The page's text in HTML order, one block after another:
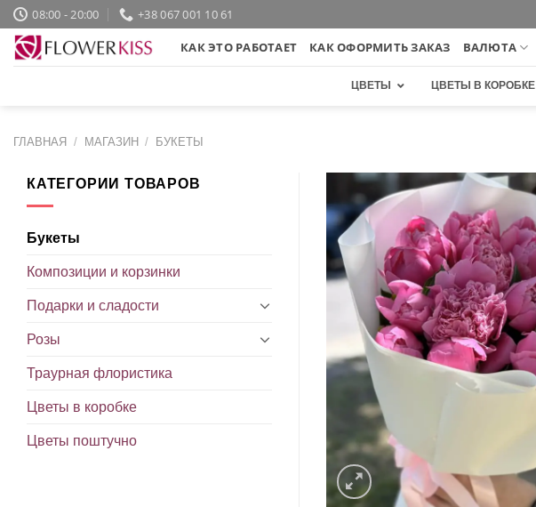
Skip
to
content
08:00 - 20:00 +38 067 001 10 61
КАК ЭТО РАБОТАЕТ КАК ОФОРМИТЬ ЗАКАЗ ВАЛЮТА
ЦВЕТЫ ЦВЕТЫ В КОРОБКЕ
ГЛАВНАЯ / МАГАЗИН / БУКЕТЫ
КАТЕГОРИИ ТОВАРОВ
Букеты
Композиции и корзинки
Подарки и сладости
Розы
Траурная флористика
Цветы в коробке
Цветы поштучно